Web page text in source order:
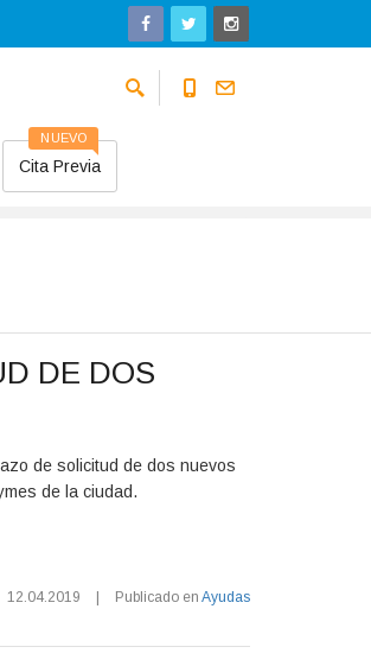
Cita Previa
NUEVO
DE DOS
de solicitud de dos nuevos
de la ciudad.
12.04.2019 Publicado en Ayudas